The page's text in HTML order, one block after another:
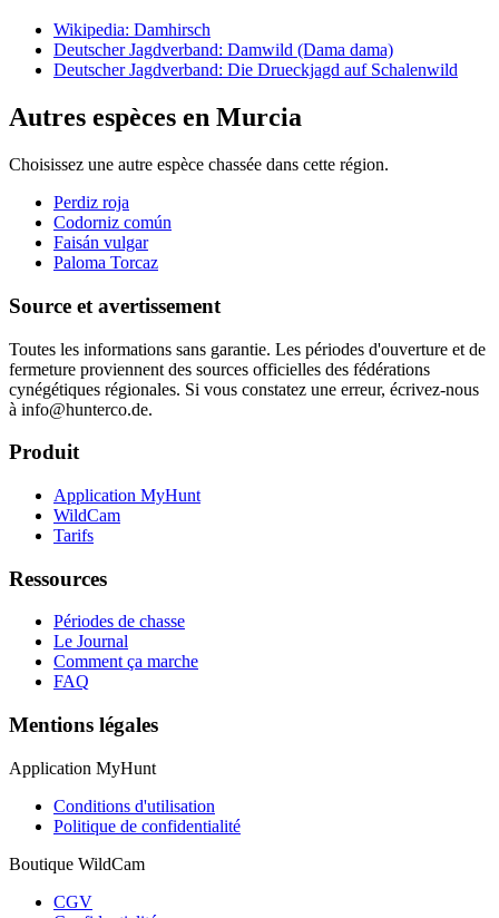
Wikipedia: Damhirsch
Deutscher Jagdverband: Damwild (Dama dama)
Deutscher Jagdverband: Die Drueckjagd auf Schalenwild
Autres espèces en Murcia
Choisissez une autre espèce chassée dans cette région.
Perdiz roja
Codorniz común
Faisán vulgar
Paloma Torcaz
Source et avertissement
Toutes les informations sans garantie. Les périodes d'ouverture et de
fermeture proviennent des sources officielles des fédérations
cynégétiques régionales. Si vous constatez une erreur, écrivez-nous
à info@hunterco.de.
Produit
Application MyHunt
WildCam
Tarifs
Ressources
Périodes de chasse
Le Journal
Comment ça marche
FAQ
Mentions légales
Application MyHunt
Conditions d'utilisation
Politique de confidentialité
Boutique WildCam
CGV